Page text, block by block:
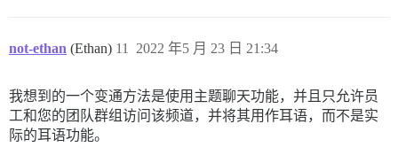
not-ethan (Ethan) 2022 年5 月 23 日 21:34
11
我想到的一个变通方法是使用主题聊天功能，并且只允许员
工和您的团队群组访问该频道，并将其用作耳语，而不是实
际的耳语功能。